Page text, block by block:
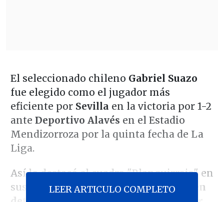
El seleccionado chileno Gabriel Suazo
fue elegido como el jugador más
eficiente por Sevilla en la victoria por 1-2
ante Deportivo Alavés en el Estadio
Mendizorroza por la quinta fecha de La
Liga.
Así lo destacó el cuadro "Blanquirrojo" en
sus redes sociales,donde publicaron en
LEER ARTICULO COMPLETO